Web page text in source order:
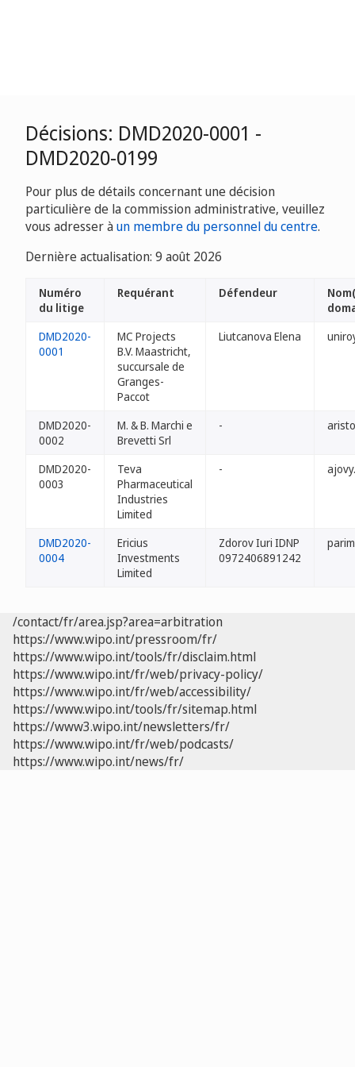
Décisions: DMD2020-0001 -
DMD2020-0199
Pour plus de détails concernant une décision
particulière de la commission administrative, veuillez
vous adresser àun membre du personnel du centre.
Dernière actualisation: 9 août 2026
Numéro
du litige
Requérant Défendeur
DMD2020-
0001
MC Projects
B.V. Maastricht,
succursale de
Granges-
Paccot
Liutcanova Elena
DMD2020-
0002
M. & B. Marchi e
Brevetti Srl
-
DMD2020-
0003
Teva
Pharmaceutical
Industries
Limited
-
DMD2020-
0004
Ericius
Investments
Limited
Zdorov Iuri IDNP
0972406891242
/contact/fr/area.jsp?area=arbitration
https://www.wipo.int/pressroom/fr/
https://www.wipo.int/tools/fr/disclaim.html
https://www.wipo.int/fr/web/privacy-policy/
https://www.wipo.int/fr/web/accessibility/
https://www.wipo.int/tools/fr/sitemap.html
https://www3.wipo.int/newsletters/fr/
https://www.wipo.int/fr/web/podcasts/
https://www.wipo.int/news/fr/